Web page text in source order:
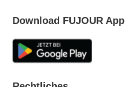
Download FUJOUR App